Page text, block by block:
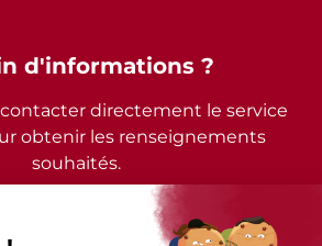
d'informations ?
directement le service
obtenir les renseignements
souhaités.
de Vianden - Tous droits réservés